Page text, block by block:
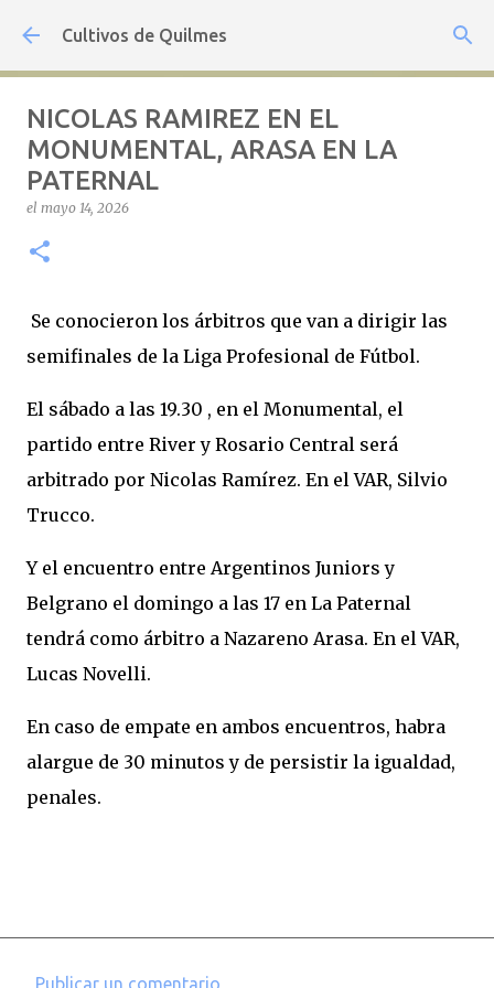
Ir al contenido principal
Cultivos de Quilmes
NICOLAS RAMIREZ EN EL
MONUMENTAL, ARASA EN LA
PATERNAL
el mayo 14, 2026
Se conocieron los árbitros que van a dirigir las
semifinales de la Liga Profesional de Fútbol.
El sábado a las 19.30 , en el Monumental, el
partido entre River y Rosario Central será
arbitrado por Nicolas Ramírez. En el VAR, Silvio
Trucco.
Y el encuentro entre Argentinos Juniors y
Belgrano el domingo a las 17 en La Paternal
tendrá como árbitro a Nazareno Arasa. En el VAR,
Lucas Novelli.
En caso de empate en ambos encuentros, habra
alargue de 30 minutos y de persistir la igualdad,
penales.
Publicar un comentario